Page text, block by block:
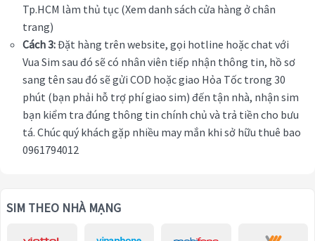
Tp.HCM làm thủ tục (Xem danh sách cửa hàng ở chân
trang)
Cách 3:Đặt hàng trên website, gọi hotline hoặc chat với
Vua Sim sau đó sẽ có nhân viên tiếp nhận thông tin, hồ sơ
sang tên sau đó sẽ gửi COD hoặc giao Hỏa Tốc trong 30
phút (bạn phải hỗ trợ phí giao sim) đến tận nhà, nhận sim
bạn kiểm tra đúng thông tin chính chủ và trả tiền cho bưu
tá. Chúc quý khách gặp nhiều may mắn khi sở hữu thuê bao
0961794012
SIM THEO NHÀ MẠNG